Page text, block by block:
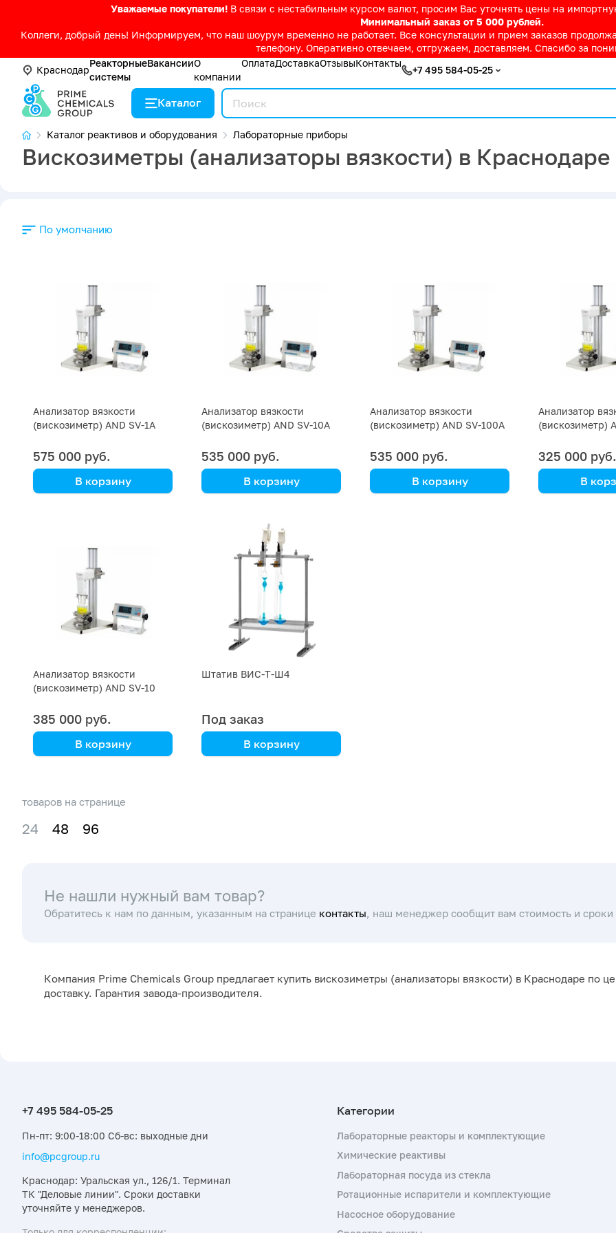
Уважаемые покупатели! В связи с нестабильным курсом валют, просим Вас уточнять цены на
Минимальный заказ от 5 000 рублей.
Коллеги, добрый день! Информируем, что наш шоурум временно не работает. Все консультации и прием заказов
телефону. Оперативно отвечаем, отгружаем, доставляем. Спасибо за
Краснодар
Реакторные
системы
ВакансииО
компании
ОплатаДоставкаОтзывыКонтакты
+7 495 584-05-25
Каталог
Каталог реактивов и оборудования
Лабораторные приборы
Вискозиметры (анализаторы вязкости) в Краснодаре
По умолчанию
Анализатор вязкости
(вискозиметр) AND SV-1A
575 000 руб.
В корзину
Анализатор вязкости
(вискозиметр) AND SV-10A
535 000 руб.
В корзину
Анализатор вязкости
(вискозиметр) AND SV-100A
535 000 руб.
В корзину
Анализатор
(вискозиметр)
325 000 руб.
В
Анализатор вязкости
(вискозиметр) AND SV-10
385 000 руб.
В корзину
Штатив ВИС-Т-Ш4
Под заказ
В корзину
товаров на странице
24 48 96
Не нашли нужный вам товар?
Обратитесь к нам по данным, указанным на странице контакты, наш менеджер сообщит вам стоимость и сроки
Компания Prime Chemicals Group предлагает купить вискозиметры (анализаторы вязкости) в Краснодаре по
доставку. Гарантия завода-производителя.
Пн-пт: 9:00-18:00 Сб-вс: выходные дни
info@pcgroup.ru
Краснодар: Уральская ул., 126/1. Терминал
ТК "Деловые линии". Сроки доставки
уточняйте у менеджеров.
Лабораторные реакторы и комплектующие
Химические реактивы
Лабораторная посуда из стекла
Ротационные испарители и комплектующие
Насосное оборудование